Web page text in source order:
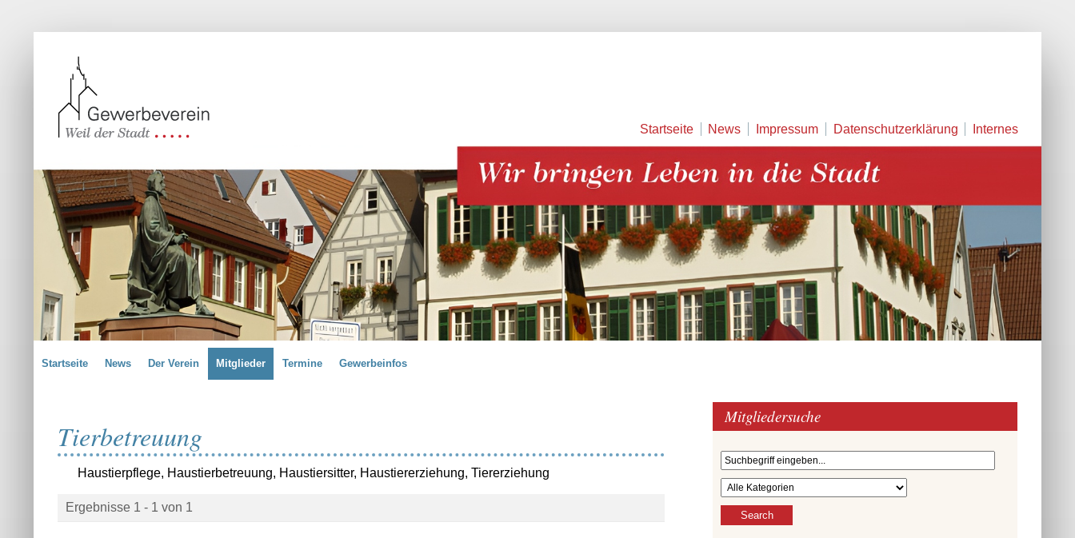
Startseite News Impressum Datenschutzerklärung Internes
Startseite News Der Verein Mitglieder Termine Gewerbeinfos
Tierbetreuung
Haustierpflege, Haustierbetreuung, Haustiersitter, Haustiererziehung, Tiererziehung
Ergebnisse 1 - 1 von 1
Mitgliedersuche